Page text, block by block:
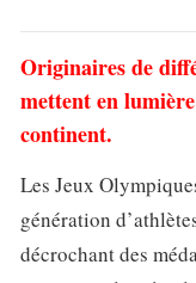
Originaires de
mettent en
continent.
Les Jeux
génération
décrochant des